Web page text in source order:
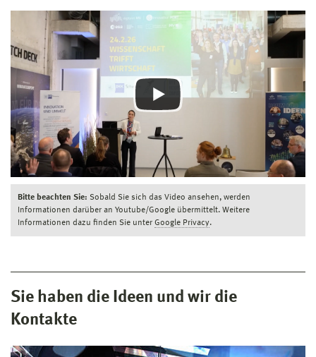
Bitte beachten Sie: Sobald Sie sich das Video ansehen, werden
Informationen darüber an Youtube/Google übermittelt. Weitere
Informationen dazu finden Sie unter Google Privacy.
Sie haben die Ideen und wir die
Kontakte